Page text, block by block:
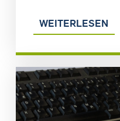
WEITERLESEN